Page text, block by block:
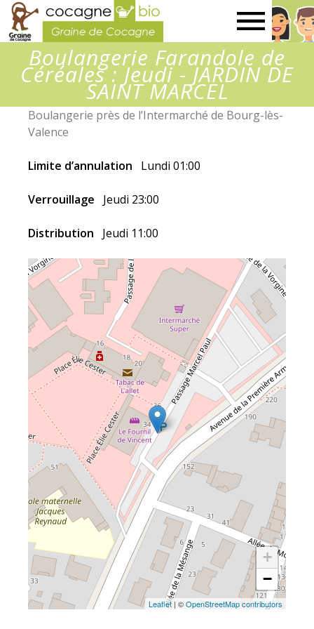
de
Cocagne
Boulangerie Farandole de
Céréales : Jeudi - JARDIN DE
SAINT MARCEL
Boulangerie près de l’Intermarché de Bourg-lès-
Valence
Limite d’annulation Lundi 01:00
Verrouillage Jeudi 23:00
Distribution Jeudi 11:00
+
−
Leaflet| ©OpenStreetMap contributors